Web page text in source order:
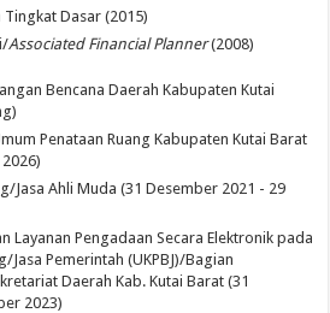
Dasar (2015)
Associated Financial Planner(2008)
Bencana Daerah Kabupaten Kutai
Penataan Ruang Kabupaten Kutai Barat
Jasa Ahli Muda (31 Desember 2021 - 29
Layanan Pengadaan Secara Elektronik pada
Jasa Pemerintah (UKPBJ)/Bagian
Daerah Kab. Kutai Barat (31
2023)